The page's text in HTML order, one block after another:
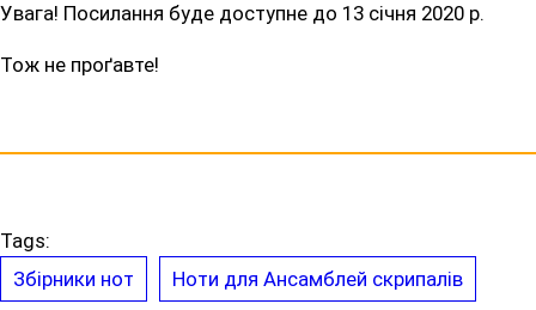
Увага! Посилання буде доступне до 13 січня 2020 р.
Тож не проґавте!
Tags:
Збірники нот
Ноти для Ансамблей скрипалів